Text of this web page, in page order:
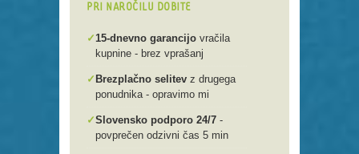
PRI NAROČILU DOBITE
✓15-dnevno garancijo vračila
kupnine - brez vprašanj
✓ Brezplačno selitev z drugega
ponudnika - opravimo mi
✓Slovensko podporo 24/7 -
povprečen odzivni čas 5 min